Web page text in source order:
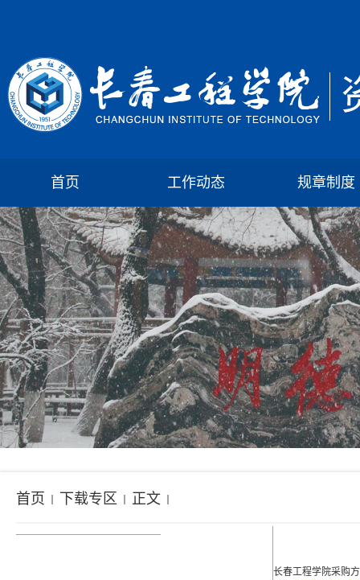
首页 工作动态 规章制度
首页 下载专区 正文
长春工程学院采购